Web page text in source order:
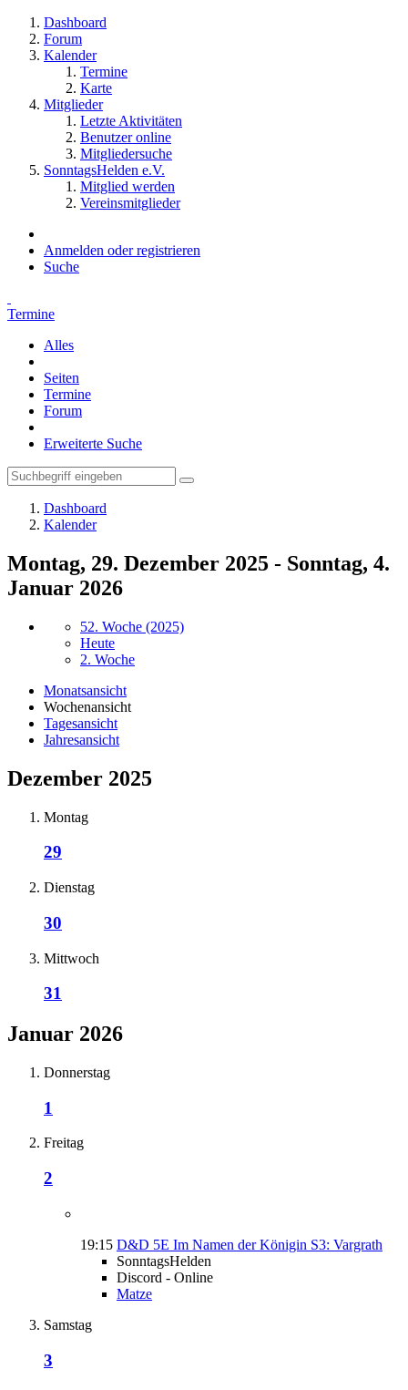
Dashboard
Forum
Kalender
Termine
Karte
Mitglieder
Letzte Aktivitäten
Benutzer online
Mitgliedersuche
SonntagsHelden e.V.
Mitglied werden
Vereinsmitglieder
Anmelden oder registrieren
Suche
Termine
Alles
Seiten
Termine
Forum
Erweiterte Suche
Dashboard
Kalender
Montag, 29. Dezember 2025 - Sonntag, 4.
Januar 2026
52. Woche (2025)
Heute
2. Woche
Monatsansicht
Wochenansicht
Tagesansicht
Jahresansicht
Dezember 2025
Montag
29
Dienstag
30
Mittwoch
31
Januar 2026
Donnerstag
1
Freitag
2
19:15 D&D 5E Im Namen der Königin S3: Vargrath
SonntagsHelden
Discord - Online
Matze
Samstag
3